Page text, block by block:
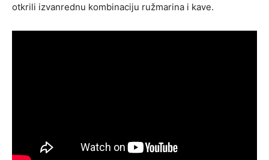
otkrili izvanrednu kombinaciju ružmarina i kave.